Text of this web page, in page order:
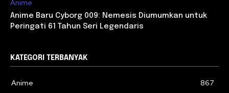
Anime
Anime Baru Cyborg 009: Nemesis Diumumkan untuk
Peringati 61 Tahun Seri Legendaris
KATEGORI TERBANYAK
Anime
867